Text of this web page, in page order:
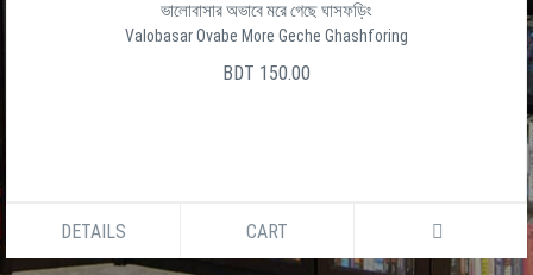
ভালোবাসার অভাবে মরে গেছে ঘাসফড়িং
Valobasar Ovabe More Geche Ghashforing
BDT 150.00
DETAILS CART